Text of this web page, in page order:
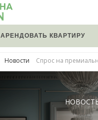
АРЕНДОВАТЬ КВАРТИРУ
Новости Спрос на